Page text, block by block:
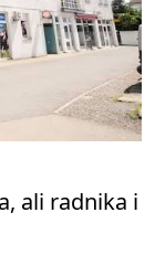
ali radnika i